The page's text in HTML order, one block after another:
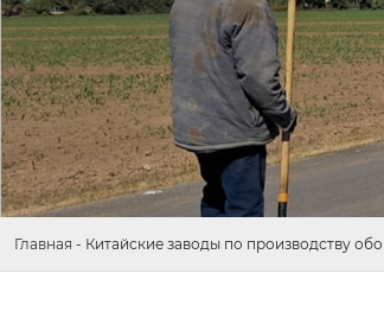
Главная - Китайские заводы по производству